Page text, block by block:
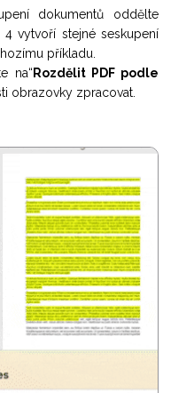
dokumentů oddělte
4 vytvoří stejné seskupení
příkladu.
na“ Rozdělit PDF podle
obrazovky zpracovat.